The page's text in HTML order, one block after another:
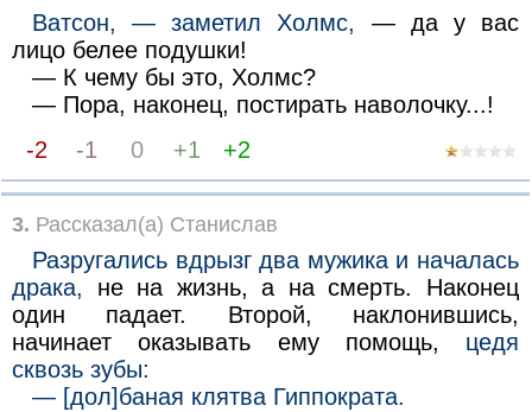
Ватсон, — заметил Холмс,
— да у вас
лицо белее подушки!
— К чему бы это, Холмс?
— Пора, наконец, постирать наволочку...!
-2
-1 0 +1 +2
3. Рассказал(а) Станислав
Разругались вдрызг два мужика и началась
драка, не на жизнь, а на смерть. Наконец
один падает. Второй, наклонившись,
начинает оказывать ему помощь, цедя
сквозь зубы:
— [дол]баная клятва Гиппократа.